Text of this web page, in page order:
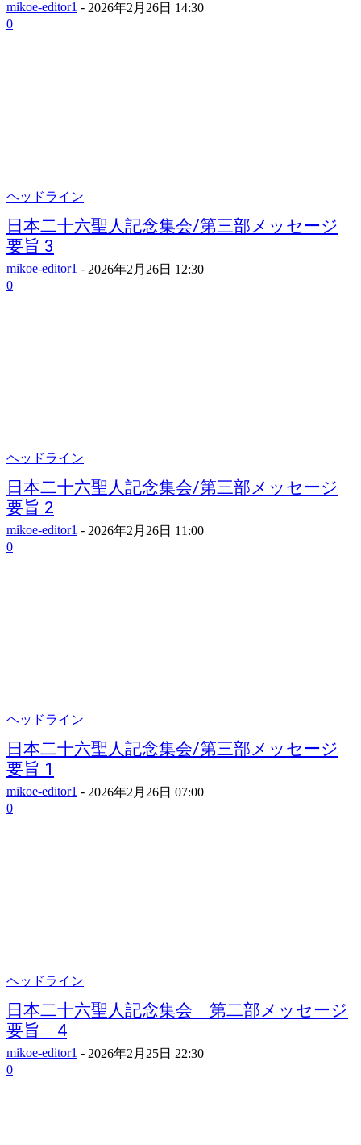
mikoe-editor1 - 2026年2月26日 14:30
0
ヘッドライン
日本二十六聖人記念集会/第三部メッセージ
要旨 3
mikoe-editor1 - 2026年2月26日 12:30
0
ヘッドライン
日本二十六聖人記念集会/第三部メッセージ
要旨 2
mikoe-editor1 - 2026年2月26日 11:00
0
ヘッドライン
日本二十六聖人記念集会/第三部メッセージ
要旨 1
mikoe-editor1 - 2026年2月26日 07:00
0
ヘッドライン
日本二十六聖人記念集会 第二部メッセージ
要旨 4
mikoe-editor1 - 2026年2月25日 22:30
0